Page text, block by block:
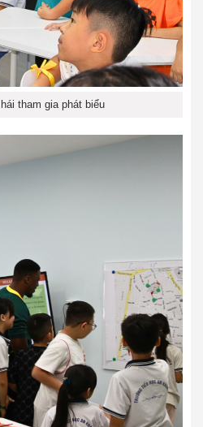
tham gia phát biểu